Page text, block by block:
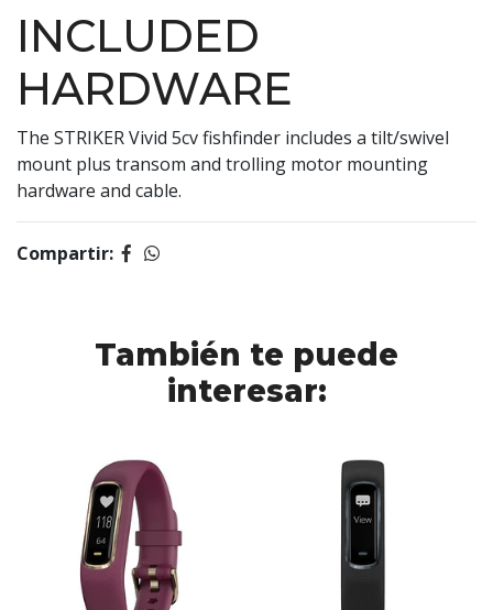
INCLUDED
HARDWARE
The STRIKER Vivid 5cv fishfinder includes a tilt/swivel
mount plus transom and trolling motor mounting
hardware and cable.
Compartir:
También te puede
interesar: